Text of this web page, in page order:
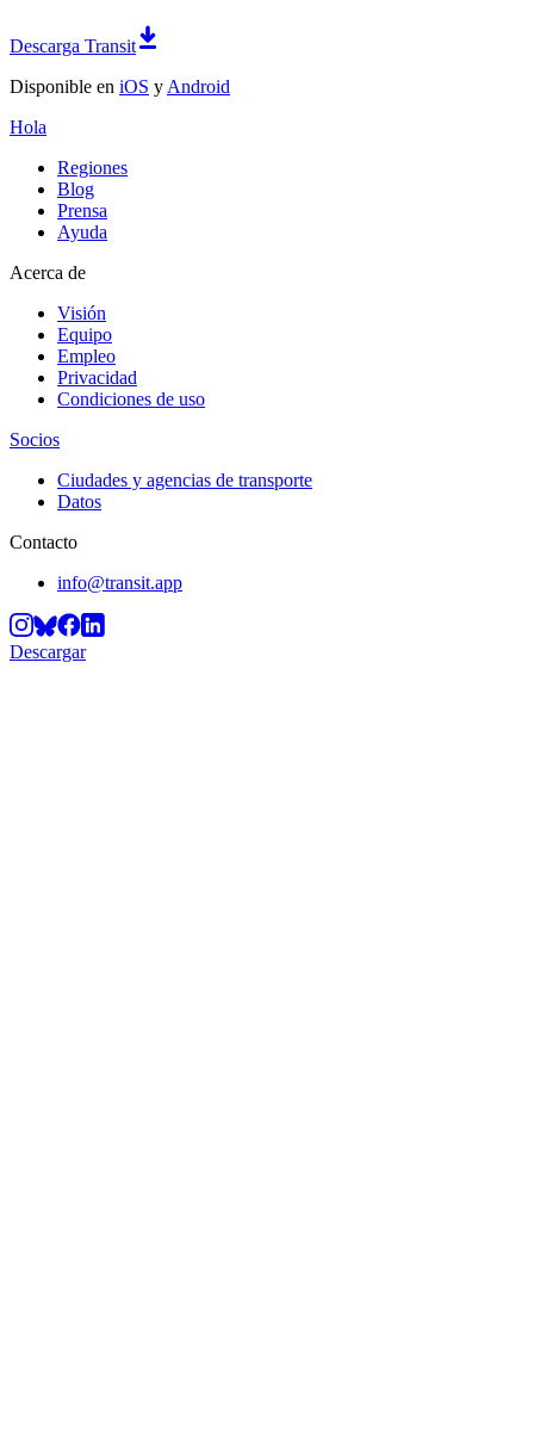
Descarga Transit
Disponible en iOS y Android
Hola
Regiones
Blog
Prensa
Ayuda
Acerca de
Visión
Equipo
Empleo
Privacidad
Condiciones de uso
Socios
Ciudades y agencias de transporte
Datos
Contacto
info@transit.app
Descargar